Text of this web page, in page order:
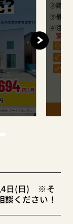
日(日) ※そ
ください！